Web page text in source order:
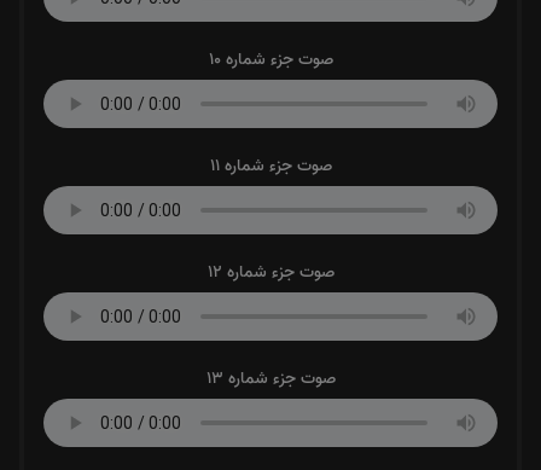
صوت جزء شماره 10
صوت جزء شماره 11
صوت جزء شماره 12
صوت جزء شماره 13